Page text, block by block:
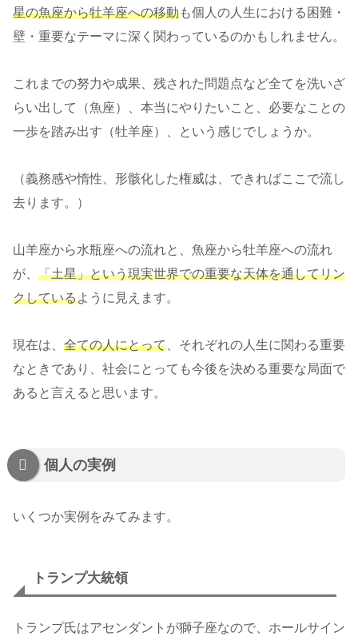
星の魚座から牡羊座への移動も個人の人生における困難・
壁・重要なテーマに深く関わっているのかもしれません。
これまでの努力や成果、残された問題点など全てを洗いざ
らい出して（魚座）、本当にやりたいこと、必要なことの
一歩を踏み出す（牡羊座）、という感じでしょうか。
（義務感や惰性、形骸化した権威は、できればここで流し
去ります。）
山羊座から水瓶座への流れと、魚座から牡羊座への流れ
が、 「土星」という現実世界での重要な天体を通してリン
クしているように見えます。
現在は、 全ての人にとって 、それぞれの人生に関わる重要
なときであり、社会にとっても今後を決める重要な局面で
あると言えると思います。
個人の実例
いくつか実例をみてみます。
トランプ大統領
トランプ氏はアセンダントが獅子座なので、ホールサイン